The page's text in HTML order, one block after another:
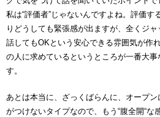
私は“評価者”じゃないんですよね。評価す
りどうしても緊張感が出ますが、全くジ
話してもOKという安心できる雰囲気が作
の人に求めているというところが一番大
す。
あとは本当に、ざっくばらんに、オープ
がつけないタイプなので、もう“腹全開“